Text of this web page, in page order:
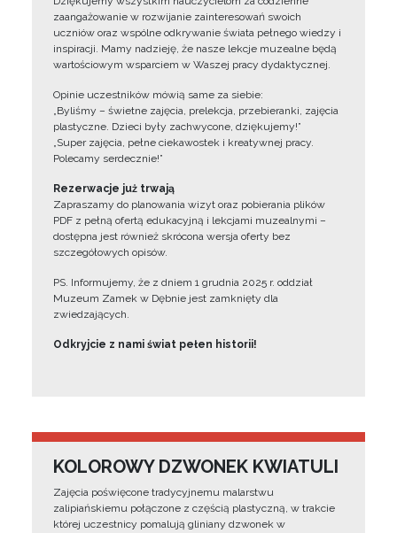
zaangażowanie w rozwijanie zainteresowań swoich
uczniów oraz wspólne odkrywanie świata pełnego wiedzy i
inspiracji. Mamy nadzieję, że nasze lekcje muzealne będą
wartościowym wsparciem w Waszej pracy dydaktycznej.
Opinie uczestników mówią same za siebie:
„Byliśmy – świetne zajęcia, prelekcja, przebieranki, zajęcia
plastyczne. Dzieci były zachwycone, dziękujemy!”
„Super zajęcia, pełne ciekawostek i kreatywnej pracy.
Polecamy serdecznie!”
Rezerwacje już trwają
Zapraszamy do planowania wizyt oraz pobierania plików
PDF z pełną ofertą edukacyjną i lekcjami muzealnymi –
dostępna jest również skrócona wersja oferty bez
szczegółowych opisów.
PS. Informujemy, że z dniem 1 grudnia 2025 r. oddział
Muzeum Zamek w Dębnie jest zamknięty dla
zwiedzających.
Odkryjcie z nami świat pełen historii!
KOLOROWY DZWONEK KWIATULI
Zajęcia poświęcone tradycyjnemu malarstwu
zalipiańskiemu połączone z częścią plastyczną, w trakcie
której uczestnicy pomalują gliniany dzwonek w